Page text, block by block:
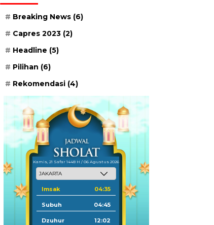
Breaking News (6)
Capres 2023 (2)
Headline (5)
Pilihan (6)
Rekomendasi (4)
Kamis, 21 Safar 1448 H / 06 Agustus 2026
Imsak 04:35
Subuh 04:45
Dzuhur 12:02